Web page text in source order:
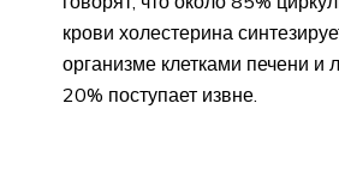
крови холестерина
организме клетками печени и
20% поступает извне.